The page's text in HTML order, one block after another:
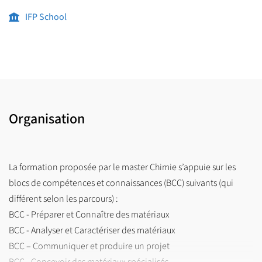
Pour le parcours IRACM :
IFP School
Organisation
La formation proposée par le master Chimie s’appuie sur les
blocs de compétences et connaissances (BCC) suivants (qui
différent selon les parcours) :
BCC - Préparer et Connaître des matériaux
BCC - Analyser et Caractériser des matériaux
BCC – Communiquer et produire un projet